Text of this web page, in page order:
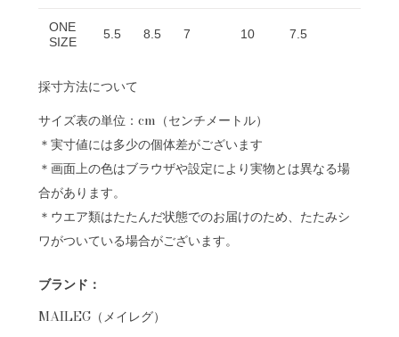
ONE
SIZE
5.5 8.5 7 10 7.5
採寸方法について
サイズ表の単位：cm（センチメートル）
＊実寸値には多少の個体差がございます
＊画面上の色はブラウザや設定により実物とは異なる場
合があります。
＊ウエア類はたたんだ状態でのお届けのため、たたみシ
ワがついている場合がございます。
ブランド：
MAILEG（メイレグ）